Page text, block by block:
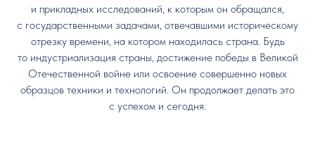
и прикладных исследований, к которым он обращался,
с государственными задачами, отвечавшими историческому
отрезку времени, на котором находилась страна. Будь
то индустриализация страны, достижение победы в Великой
Отечественной войне или освоение совершенно новых
образцов техники и технологий. Он продолжает делать это
с успехом и сегодня.